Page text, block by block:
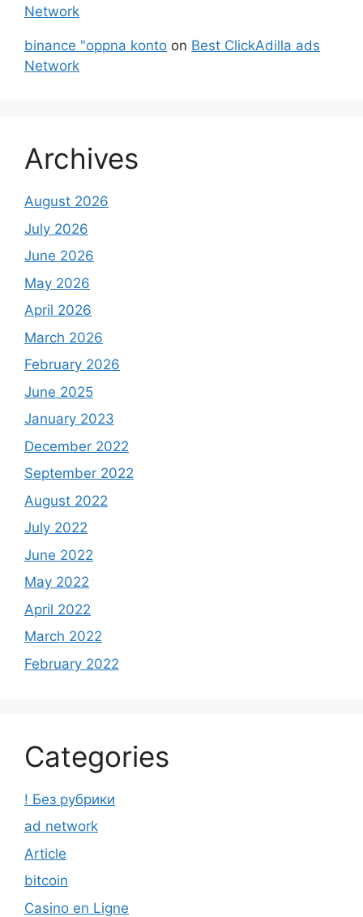
Network
binance "oppna konto on Best ClickAdilla ads
Network
Archives
August 2026
July 2026
June 2026
May 2026
April 2026
March 2026
February 2026
June 2025
January 2023
December 2022
September 2022
August 2022
July 2022
June 2022
May 2022
April 2022
March 2022
February 2022
Categories
! Без рубрики
ad network
Article
bitcoin
Casino en Ligne